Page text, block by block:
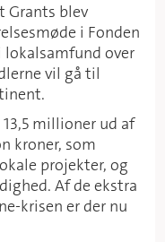
Grants blev
i Fonden
lokalsamfund over
vil gå til
millioner ud af
kroner, som
projekter, og
Af de ekstra
krisen er der nu